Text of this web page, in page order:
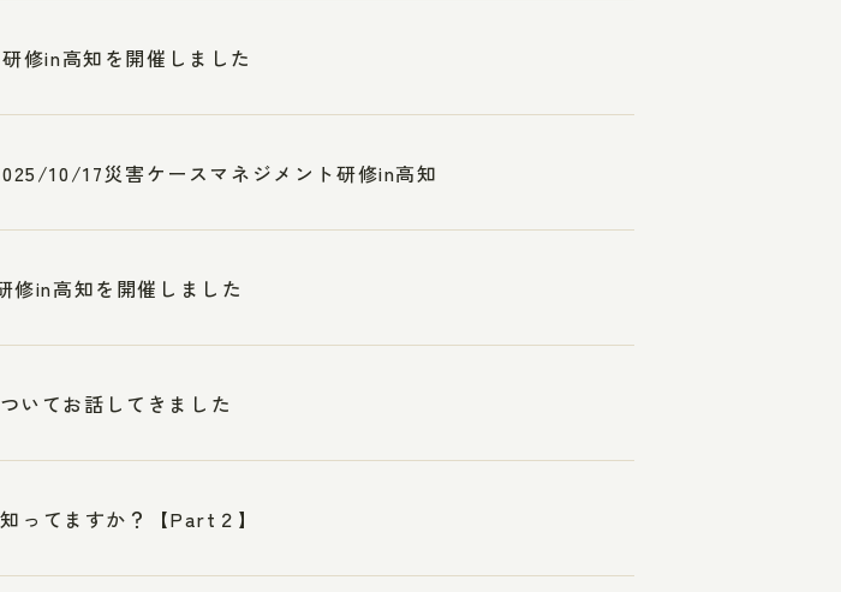
修in高知を開催しました
10/17災害ケースマネジメント研修in高知
in高知を開催しました
いてお話してきました
ってますか？【Part２】